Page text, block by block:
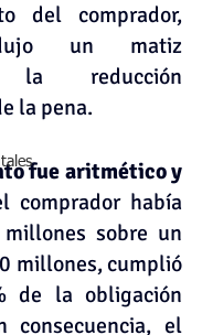
del comprador,
un matiz
la reducción
la pena.
fue aritmético y
comprador había
sobre un
millones, cumplió
de la obligación
consecuencia, el